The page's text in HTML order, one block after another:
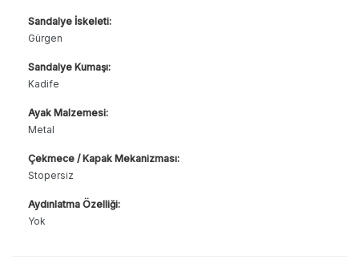
Sandalye İskeleti:
Gürgen
Sandalye Kumaşı:
Kadife
Ayak Malzemesi:
Metal
Çekmece / Kapak Mekanizması:
Stopersiz
Aydınlatma Özelliği:
Yok